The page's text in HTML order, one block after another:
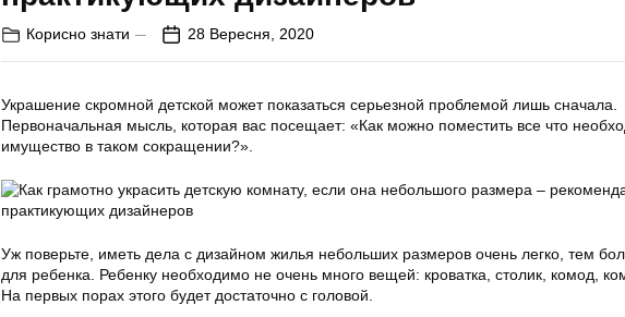
Корисно знати 28 Вересня, 2020
Украшение скромной детской может показаться серьезной проблемой лишь сначала.
Первоначальная мысль, которая вас посещает: «Как можно поместить все что
имущество в таком сокращении?».
Уж поверьте, иметь дела с дизайном жилья небольших размеров очень легко, тем
для ребенка. Ребенку необходимо не очень много вещей: кроватка, столик, комод,
На первых порах этого будет достаточно с головой.